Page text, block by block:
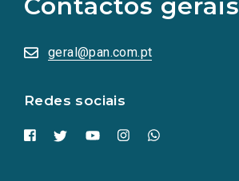
Contactos gerais
geral@pan.com.pt
Redes sociais
redes
sociais
numa
nova